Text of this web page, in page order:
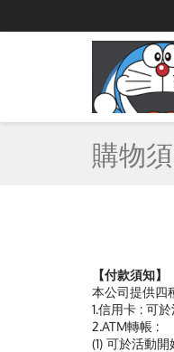
購物
【付款須知】
本公司提供四
1.信用卡 : 可
2.ATM轉帳 :
(1) 可於活動